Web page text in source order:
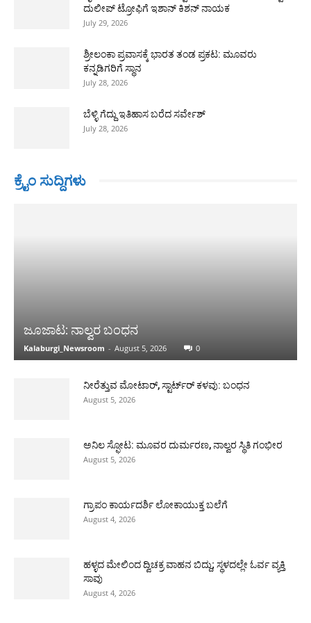
ದುಲೀಪ್ ಟ್ರೋಫಿಗೆ ಇಶಾನ್ ಕಿಶನ್ ನಾಯಕ
July 29, 2026
ಶ್ರೀಲಂಕಾ ಪ್ರವಾಸಕ್ಕೆ ಭಾರತ ತಂಡ ಪ್ರಕಟ: ಮೂವರು
ಕನ್ನಡಿಗರಿಗೆ ಸ್ಥಾನ
July 28, 2026
ಬೆಳ್ಳಿ ಗೆದ್ದು ಇತಿಹಾಸ ಬರೆದ ಸರ್ವೇಶ್
July 28, 2026
ಕ್ರೈಂ ಸುದ್ದಿಗಳು
ಜೂಜಾಟ: ನಾಲ್ವರ ಬಂಧನ
Kalaburgi_Newsroom - August 5, 2026 0
ನೀರೆತ್ತುವ ಮೋಟಾರ್, ಸ್ಟಾರ್ಟ್‍ರ್ ಕಳವು: ಬಂಧನ
August 5, 2026
ಅನಿಲ ಸ್ಫೋಟ: ಮೂವರ ದುರ್ಮರಣ, ನಾಲ್ವರ ಸ್ಥಿತಿ ಗಂಭೀರ
August 5, 2026
ಗ್ರಾಪಂ ಕಾರ್ಯದರ್ಶಿ ಲೋಕಾಯುಕ್ತ ಬಲೆಗೆ
August 4, 2026
ಹಳ್ಳದ ಮೇಲಿಂದ ದ್ವಿಚಕ್ರ ವಾಹನ ಬಿದ್ದು; ಸ್ಥಳದಲ್ಲೇ ಓರ್ವ ವ್ಯಕ್ತಿ
ಸಾವು
August 4, 2026